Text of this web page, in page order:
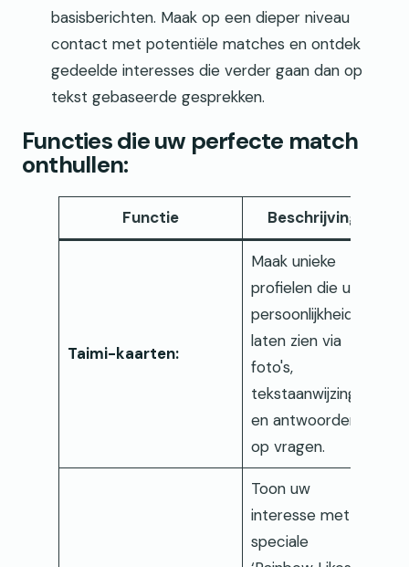
basisberichten. Maak op een dieper niveau
contact met potentiële matches en ontdek
gedeelde interesses die verder gaan dan op
tekst gebaseerde gesprekken.
Functies die uw perfecte match
onthullen:
Functie Beschrijving
Taimi-kaarten:
Maak unieke
profielen die uw
persoonlijkheid
laten zien via
foto's,
tekstaanwijzingen
en antwoorden
op vragen.
Toon uw
interesse met
speciale